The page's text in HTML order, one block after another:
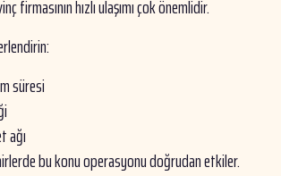
firmasının hızlı ulaşımı çok önemlidir.
süresi
ağı
bu konu operasyonu doğrudan etkiler.